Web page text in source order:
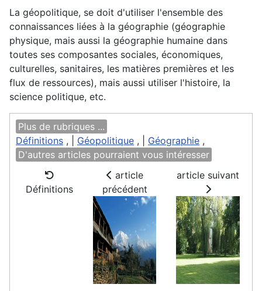
La géopolitique, se doit d'utiliser l'ensemble des
connaissances liées à la géographie (géographie
physique, mais aussi la géographie humaine dans
toutes ses composantes sociales, économiques,
culturelles, sanitaires, les matières premières et les
flux de ressources), mais aussi utiliser l'histoire, la
science politique, etc.
Plus de rubriques ...
Définitions , | Géopolitique , | Géographie ,
D'autres articles pourraient vous intéresser
Définitions
article
précédent
article suivant